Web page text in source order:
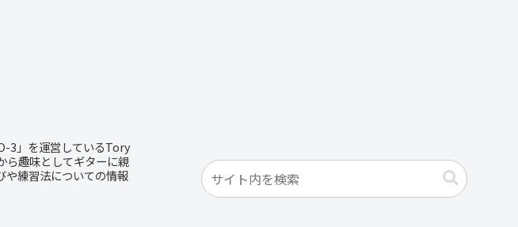
3」を運営しているTory
ら趣味としてギターに親
や練習法についての情報